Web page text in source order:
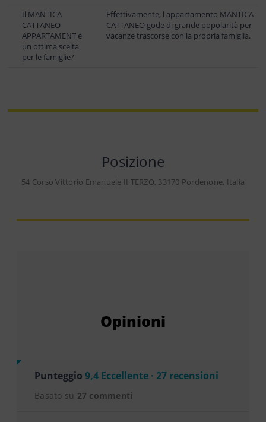
Il MANTICA
CATTANEO
APPARTAMENT è
un ottima scelta
per le famiglie?
Effettivamente, l appartamento MANTICA
CATTANEO gode di grande popolarità per
vacanze trascorse con la propria famiglia.
Posizione
54 Corso Vittorio Emanuele II TERZO, 33170 Pordenone, Italia
Opinioni
Punteggio 9,4 Eccellente · 27 recensioni
Basato su 27 commenti